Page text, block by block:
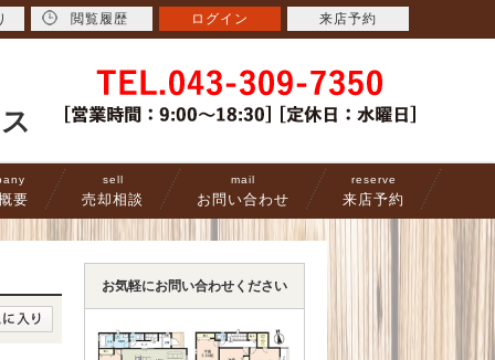
要
sell
売却相談
mail
お問い合わせ
reserve
来店予約
お気軽にお問い合わせください
閲覧履歴 ログイン 来店予約